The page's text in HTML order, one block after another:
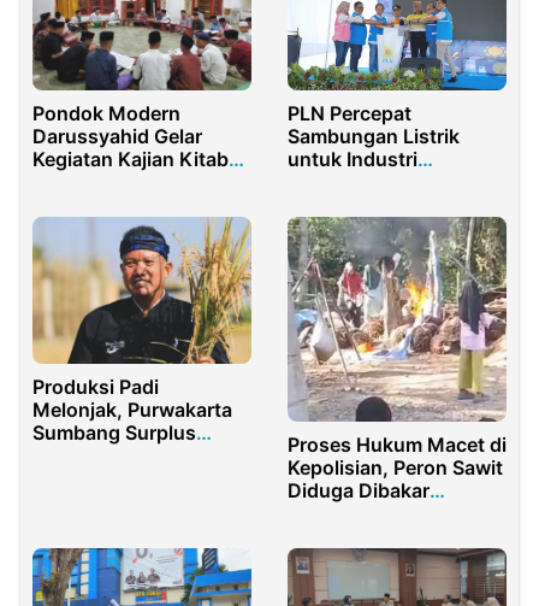
Pondok Modern
Darussyahid Gelar
Kegiatan Kajian Kitab
PLN Percepat
Sambungan Listrik
untuk Industri
Produksi Padi
Melonjak, Purwakarta
Sumbang Surplus
Proses Hukum Macet di
Kepolisian, Peron Sawit
Diduga Dibakar